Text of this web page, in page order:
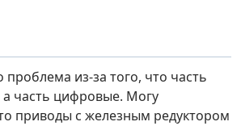
из-за того, что часть
а часть цифровые. Могу
приводы с железным редуктором